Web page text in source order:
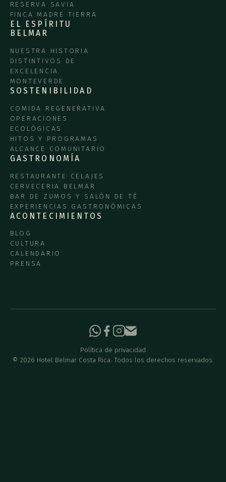
RESERVA SAVIA
FINCA MADRE TIERRA
EL ESPÍRITU
BELMAR
NUESTRA HISTORIA
DISTINTIVOS DE
EXCELENCIA
MONTEVERDE
SOSTENIBILIDAD
COMIDA REGENERATIVA
OPERACIONES
ECOLÓGICAS
HITOS Y PROGRAMAS
ALCANCE COMUNITARIO
GASTRONOMÍA
RESTAURANTE CELAJES
CERVECERIA BELMAR
BAR DE ZUMOS Y SALÓN DE TÉ
EXPERIENCIAS GASTRONÓMICAS
ACONTECIMIENTOS
BLOG
CULTURA
CALENDARIO
PRENSA
© 2026 Hotel Belmar Costa Rica. Todos los derechos reservados.
Política de privacidad